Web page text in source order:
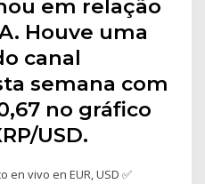
em relação
Houve uma
canal
semana com
no gráfico
USD.
en vivo en EUR, USD ✅